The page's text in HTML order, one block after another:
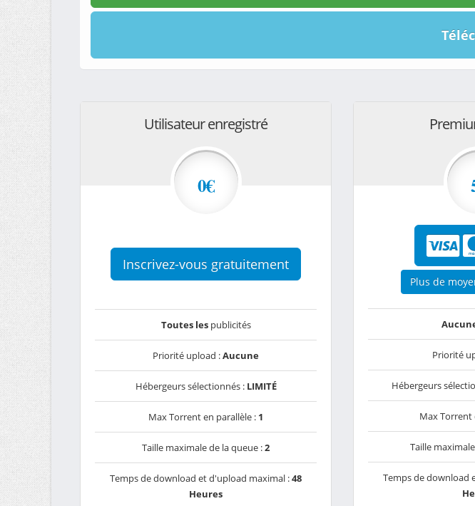
Utilisateur enregistré
0€
Inscrivez-vous gratuitement
Toutes lespublicités
Priorité upload :Aucune
Hébergeurs sélectionnés : LIMITÉ
Max Torrent en parallèle : 1
Taille maximale de la queue :2
Temps de download et d'upload maximal :48
Heures
Plus de
Priorité
Hébergeurs
Max Torrent
Taille
Temps de download